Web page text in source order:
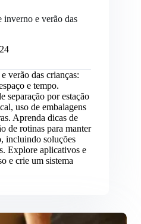
inverno e verão das
verão das crianças:
e tempo.
separação por estação
uso de embalagens
Aprenda dicas de
de rotinas para manter
incluindo soluções
Explore aplicativos e
e crie um sistema